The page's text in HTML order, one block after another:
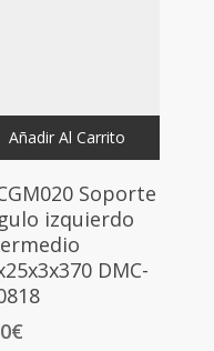
Añadir Al Carrito
Soporte
izquierdo
DMC-
€